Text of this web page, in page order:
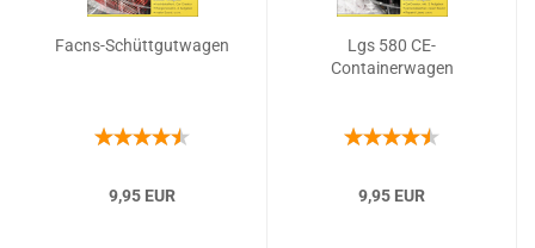
Facns-Schüttgutwagen
9,95 EUR
Lgs 580 CE-
Containerwagen
9,95 EUR